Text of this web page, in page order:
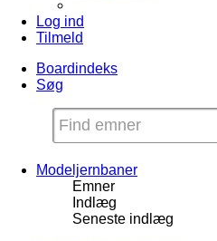
Log ind
Tilmeld
Boardindeks
Søg
Modeljernbaner
Emner
Indlæg
Seneste indlæg